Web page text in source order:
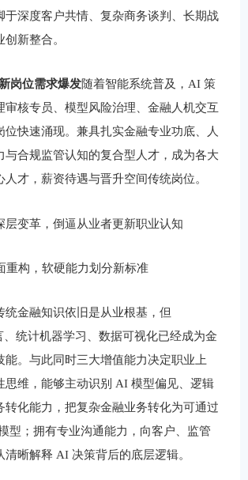
于深度客户共情、复杂商务谈判、长期战
新整合。
岗位需求爆发随着智能系统普及，AI 策
审核专员、模型风险治理、金融人机交互
位快速涌现。兼具扎实金融专业功底、人
与合规监管认知的复合型人才，成为各大
才，薪资待遇与晋升空间传统岗位。
层变革，倒逼从业者更新职业认知
重构，软硬能力划分新标准
统金融知识依旧是从业根基，但
、统计机器学习、数据可视化已经成为金
能。与此同时三大增值能力决定职业上
思维，能够主动识别 AI 模型偏见、逻辑
转化能力，把复杂金融业务转化为可通过
型；拥有专业沟通能力，向客户、监管
清晰解释 AI 决策背后的底层逻辑。